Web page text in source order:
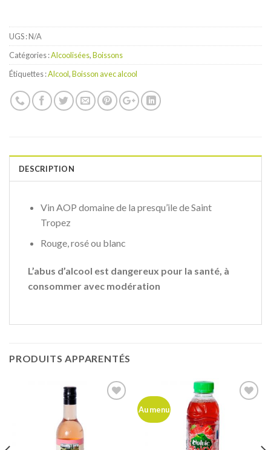
UGS :N/A
Catégories :Alcoolisées,Boissons
Étiquettes :Alcool,Boisson avec alcool
DESCRIPTION
Vin AOP domaine de la presqu’ile de Saint
Tropez
Rouge, rosé ou blanc
L’abus d’alcool est dangereux pour la santé, à
consommer avec modération
PRODUITS APPARENTÉS
Au menu